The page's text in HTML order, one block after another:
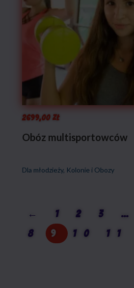
2699,00 zł
Obóz multisportowców
Dla młodzieży, Kolonie i Obozy
← 1 2 3 …
8
9 10 11